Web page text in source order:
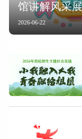
馆讲解风采
2026-06-22